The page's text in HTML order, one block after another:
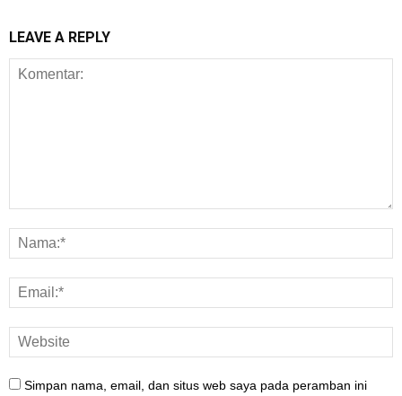
LEAVE A REPLY
Simpan nama, email, dan situs web saya pada peramban ini